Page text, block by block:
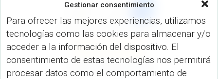
Gestionar consentimiento
Para ofrecer las mejores experiencias, utilizamos
tecnologías como las cookies para almacenar y/o
acceder a la información del dispositivo. El
consentimiento de estas tecnologías nos permitirá
procesar datos como el comportamiento de
VARIEDADES (VARIEDADES)
VARIOS (USO PERSONAL)
Cepillo Tangle CP-220